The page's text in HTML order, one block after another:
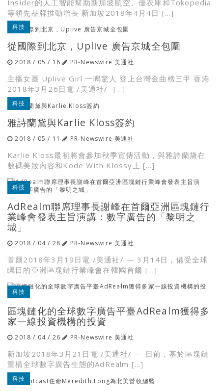
Insider的人工智能幫助新加坡航空、優衣庫和Tokopedia
等領先品牌推動增長 新加坡2018年4月4日 […]
科技
從國際到北京，Uplive 廣告京城全包圍
2018 / 05 / 16 PR-Newswire 美通社
主播女團 Uplive Girl 一鳴驚人 登上台灣金曲榜三甲 香港
2018年3月26日電 /美通社/  […]
科技
雅詩蘭黛與Karlie Kloss簽約
2018 / 05 / 11 PR-Newswire 美通社
Karlie Kloss最初將會參加秋季宣傳活動，與雅詩蘭黛在
數碼美妝內容和Kode With Klossy上 […]
科技
AdRealm聯席理事長謝峰在首爾亞洲區塊鏈行
業峰會發表主旨演講：數字廣告的「黎明之
城」
2018 / 04 / 28 PR-Newswire 美通社
首爾2018年3月19日電 /美通社/ — 3月14日，備受全球
矚目的亞洲區塊鏈行業峰會在韓國首爾 […]
科技
區塊鏈化的全球數字廣告平臺AdRealm獲得多
家一線投資機構的投資
2018 / 04 / 26 PR-Newswire 美通社
新加坡2018年3月21日電 /美通社/ — 日前，基於區塊鏈
重構全球數字廣告生態的AdRealm […]
科技